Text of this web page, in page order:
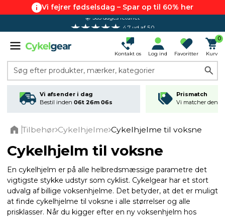
Vi fejrer fødselsdag – Spar op til 60% her
Kontakt os Log ind Favoritter
0
Kurv
Søg efter produkter, mærker, kategorier
Vi afsender i dag
Bestil inden 06t 26m 05s
Prismatch
Vi matcher den
Tilbehør Cykelhjelme Cykelhjelme til voksne
Cykelhjelm til voksne
En cykelhjelm er på alle helbredsmæssige parametre det
vigtigste stykke udstyr som cyklist. Cykelgear har et stort
udvalg af billige voksenhjelme. Det betyder, at det er muligt
at finde cykelhjelme til voksne i alle størrelser og alle
prisklasser. Når du kigger efter en ny voksenhjelm hos